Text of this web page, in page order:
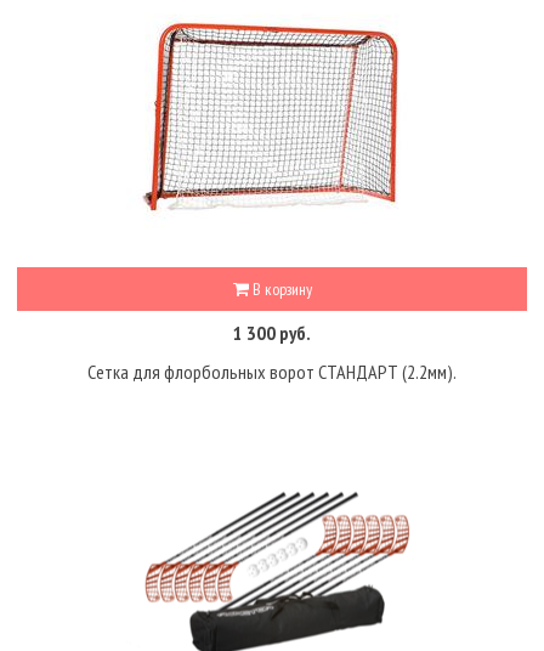
В корзину
1 300 руб.
Сетка для флорбольных ворот СТАНДАРТ (2.2мм).